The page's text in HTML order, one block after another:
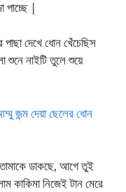
পাচ্ছে |
দেখে ধোন খেঁচেছিস
শুনে নাইটি তুলে শুয়ে
দেয়া ছেলের ধোন
ডাকছে, আগে তুই
কাকিমা নিজেই টান মেরে